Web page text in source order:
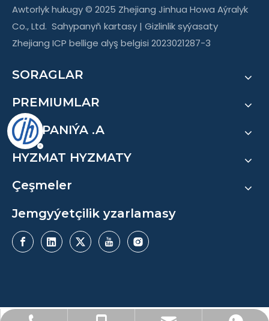
Awtorlyk hukugy © 2025 Zhejiang Jinhua Howa Aýralyk
Co., Ltd. Sahypanyň kartasy | Gizlinlik syýasaty
Zhejiang ICP bellige alyş belgisi 2023021287-3
SORAGLAR
PREMIUMLAR
KOMPANIÝA .A
HYZMAT HYZMATY
Çeşmeler
Jemgyýetçilik yzarlamasy